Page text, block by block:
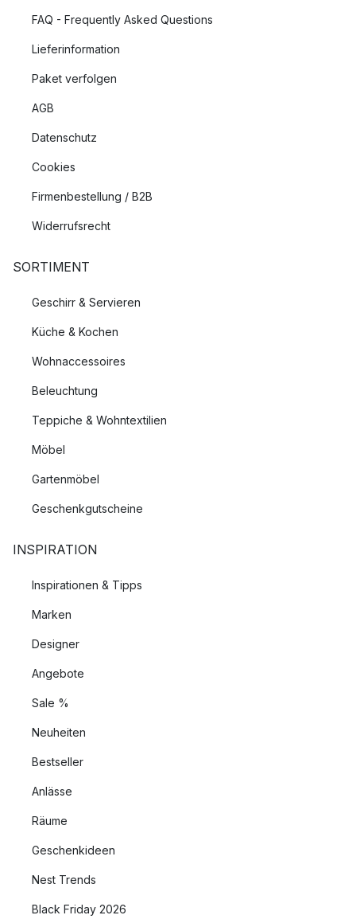
FAQ - Frequently Asked Questions
Lieferinformation
Paket verfolgen
AGB
Datenschutz
Cookies
Firmenbestellung / B2B
Widerrufsrecht
SORTIMENT
Geschirr & Servieren
Küche & Kochen
Wohnaccessoires
Beleuchtung
Teppiche & Wohntextilien
Möbel
Gartenmöbel
Geschenkgutscheine
INSPIRATION
Inspirationen & Tipps
Marken
Designer
Angebote
Sale %
Neuheiten
Bestseller
Anlässe
Räume
Geschenkideen
Nest Trends
Black Friday 2026